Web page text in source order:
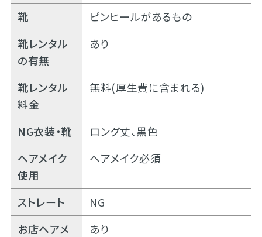
靴
ピンヒールがあるもの
靴レンタル
の有無
あり
靴レンタル
料金
無料(厚生費に含まれる)
NG衣装・靴
ロング丈、黒色
ヘアメイク
使用
ヘアメイク必須
ストレート
NG
お店ヘアメ
あり